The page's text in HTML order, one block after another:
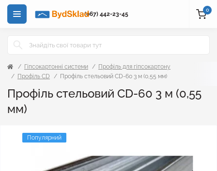
(067) 442-23-45
0
Гіпсокартонні системи
Профіль для гіпсокартону
Профіль CD
Профіль стельовий CD-60 3 м (0,55 мм)
Профіль стельовий CD-60 3 м (0,55
мм)
Популярний